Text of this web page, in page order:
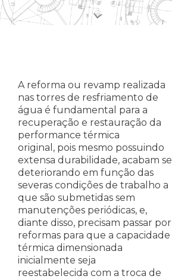
A reforma ou revamp realizada
nas torres de resfriamento de
água é fundamental para a
recuperação e restauração da
performance térmica
original, pois mesmo possuindo
extensa durabilidade, acabam se
deteriorando em função das
severas condições de trabalho a
que são submetidas sem
manutenções periódicas, e,
diante disso, precisam passar por
reformas para que a capacidade
térmica dimensionada
inicialmente seja
reestabelecida com a troca de